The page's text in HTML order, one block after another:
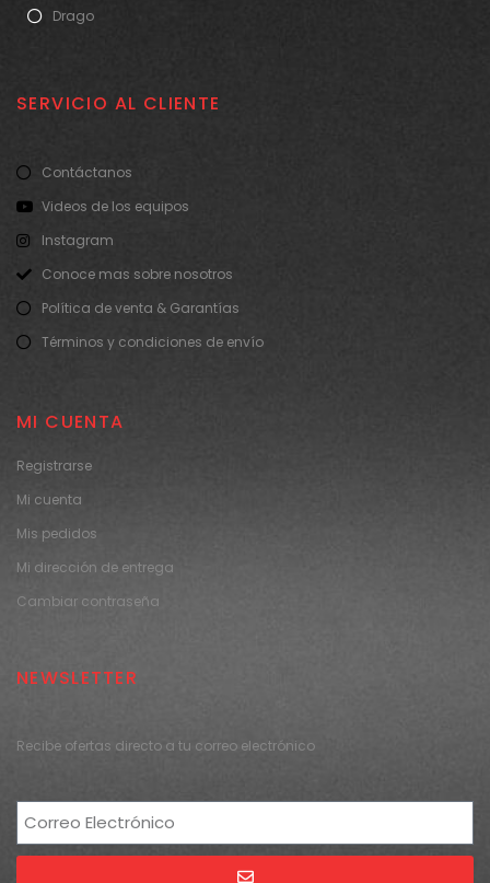
Drago
SERVICIO AL CLIENTE
Contáctanos
Videos de los equipos
Instagram
Conoce mas sobre nosotros
Política de venta & Garantías
Términos y condiciones de envío
MI CUENTA
Registrarse
Mi cuenta
Mis pedidos
Mi dirección de entrega
Cambiar contraseña
NEWSLETTER
Recibe ofertas directo a tu correo electrónico